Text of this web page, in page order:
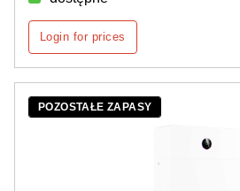
Login for prices
POZOSTAŁE ZAPASY